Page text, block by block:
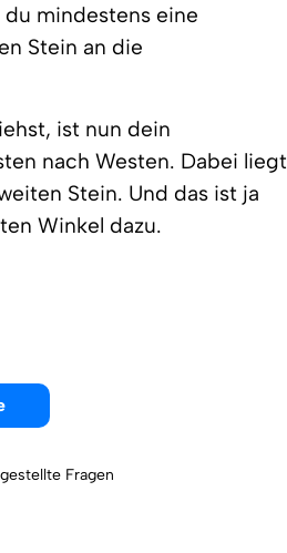
mindestens eine
Stein an die
ist nun dein
nach Westen. Dabei liegt
Stein. Und das ist ja
Winkel dazu.
Fragen